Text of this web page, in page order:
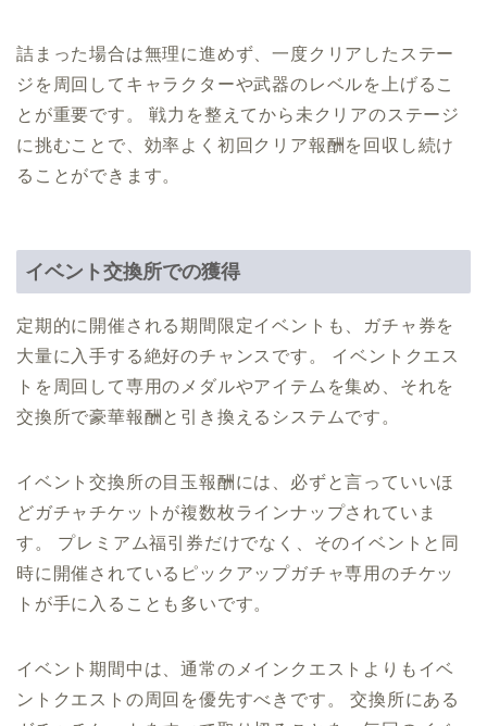
詰まった場合は無理に進めず、一度クリアしたステー
ジを周回してキャラクターや武器のレベルを上げるこ
とが重要です。 戦力を整えてから未クリアのステージ
に挑むことで、効率よく初回クリア報酬を回収し続け
ることができます。
イベント交換所での獲得
定期的に開催される期間限定イベントも、ガチャ券を
大量に入手する絶好のチャンスです。 イベントクエス
トを周回して専用のメダルやアイテムを集め、それを
交換所で豪華報酬と引き換えるシステムです。
イベント交換所の目玉報酬には、必ずと言っていいほ
どガチャチケットが複数枚ラインナップされていま
す。 プレミアム福引券だけでなく、そのイベントと同
時に開催されているピックアップガチャ専用のチケッ
トが手に入ることも多いです。
イベント期間中は、通常のメインクエストよりもイベ
ントクエストの周回を優先すべきです。 交換所にある